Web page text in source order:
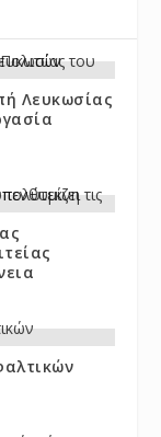
Λευκωσίας